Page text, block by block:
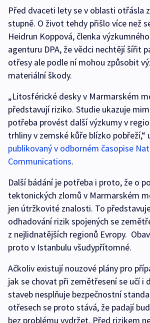
Před dvaceti lety se v oblasti otřásla
stupně. O život tehdy přišlo více než
Heidrun Koppová, členka
agenturu DPA, že vědci nechtějí šířit
otřesy ale podle ní mohou způsobit
materiální škody.
„Litosférické desky v Marmarském
představují riziko. Studie ukazuje
potřeba provést další výzkumy v
trhliny v zemské kůře blízko pobřeží,“
publikovaný v odborném časopise
Communications.
Další bádání je potřeba i proto, že o
tektonických zlomů v Marmarském
jen útržkovité znalosti. To
odhadování rizik spojených se
z nejlidnatějších regionů Evropy.
proto v Istanbulu všudypřítomné.
Ačkoliv existují nouzové plány pro
jak se chovat při zemětřesení se učí i
staveb nesplňuje bezpečnostní
otřesech se proto stává, že padají
bez problému vydržet. Před rizikem